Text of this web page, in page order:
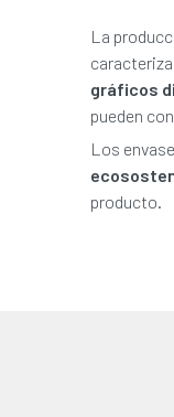
La
gráficos
pueden
Los
producto.